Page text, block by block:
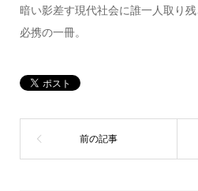
暗い影差す現代社会に誰一人取り
必携の一冊。